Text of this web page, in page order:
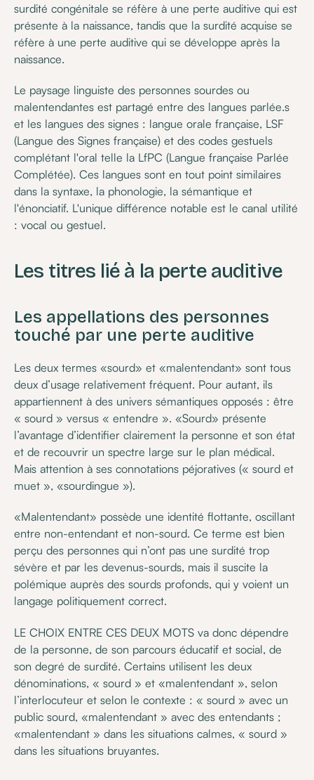
surdité congénitale se réfère à une perte auditive qui est
présente à la naissance, tandis que la surdité acquise se
réfère à une perte auditive qui se développe après la
naissance.
Le paysage linguiste des personnes sourdes ou
malentendantes est partagé entre des langues parlée.s
et les langues des signes : langue orale française, LSF
(Langue des Signes française) et des codes gestuels
complétant l'oral telle la LfPC (Langue française Parlée
Complétée). Ces langues sont en tout point similaires
dans la syntaxe, la phonologie, la sémantique et
l'énonciatif. L'unique différence notable est le canal utilité
: vocal ou gestuel.
Les titres lié à la perte auditive
Les appellations des personnes
touché par une perte auditive
Les deux termes «sourd» et «malentendant» sont tous
deux d’usage relativement fréquent. Pour autant, ils
appartiennent à des univers sémantiques opposés : être
« sourd » versus « entendre ». «Sourd» présente
l’avantage d’identifier clairement la personne et son état
et de recouvrir un spectre large sur le plan médical.
Mais attention à ses connotations péjoratives (« sourd et
muet », «sourdingue »).
«Malentendant» possède une identité flottante, oscillant
entre non-entendant et non-sourd. Ce terme est bien
perçu des personnes qui n’ont pas une surdité trop
sévère et par les devenus-sourds, mais il suscite la
polémique auprès des sourds profonds, qui y voient un
langage politiquement correct.
LE CHOIX ENTRE CES DEUX MOTS va donc dépendre
de la personne, de son parcours éducatif et social, de
son degré de surdité. Certains utilisent les deux
dénominations, « sourd » et «malentendant », selon
l’interlocuteur et selon le contexte : « sourd » avec un
public sourd, «malentendant » avec des entendants ;
«malentendant » dans les situations calmes, « sourd »
dans les situations bruyantes.